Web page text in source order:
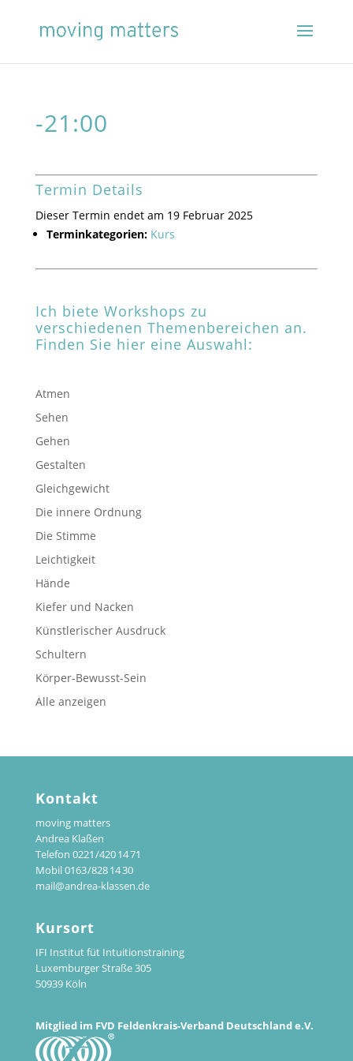
-21:00
Termin Details
Dieser Termin endet am 19 Februar 2025
Terminkategorien: Kurs
Ich biete Workshops zu
verschiedenen Themenbereichen an.
Finden Sie hier eine Auswahl:
Atmen
Sehen
Gehen
Gestalten
Gleichgewicht
Die innere Ordnung
Die Stimme
Leichtigkeit
Hände
Kiefer und Nacken
Künstlerischer Ausdruck
Schultern
Körper-Bewusst-Sein
Alle anzeigen
Kontakt
moving matters
Andrea Klaßen
Telefon 0221 /420 14 71
Mobil 0163 /828 14 30
mail@andrea-klassen.de
Kursort
IFI Institut füt Intuitionstraining
Luxemburger Straße 305
50939 Köln
Mitglied im FVD Feldenkrais-Verband Deutschland e.V.